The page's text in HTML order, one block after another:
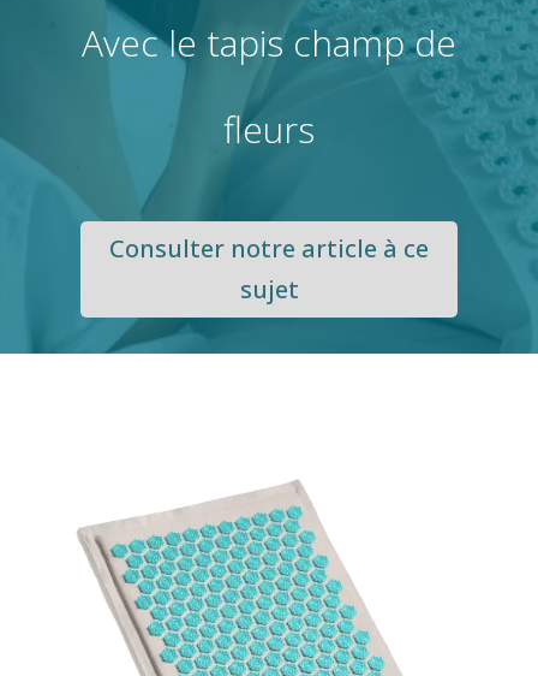
Avec le tapis champ de
fleurs
Consulter notre article à ce
sujet